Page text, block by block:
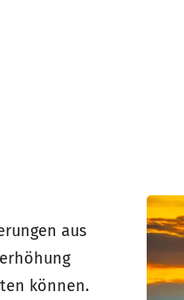
aus
können.